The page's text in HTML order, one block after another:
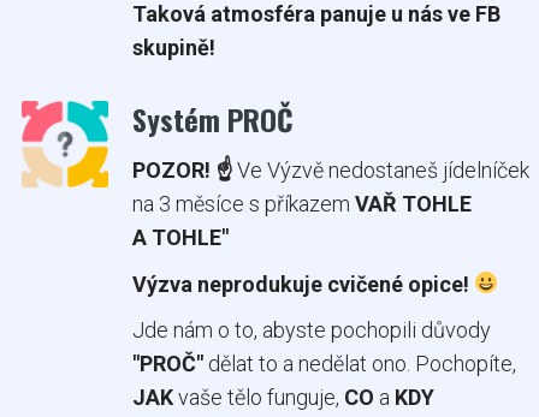
Taková atmosféra panuje u nás ve FB
skupině!
Systém PROČ
POZOR! ☝️Ve Výzvě nedostaneš jídelníček
na 3 měsíce s příkazem VAŘ TOHLE
A TOHLE"
Výzva neprodukuje cvičené opice!
Jde nám o to, abyste pochopili důvody
"PROČ"dělat to a nedělat ono. Pochopíte,
JAKvaše tělo funguje, CO a KDY